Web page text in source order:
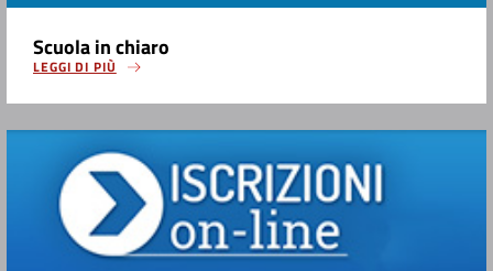
Scuola in chiaro
LEGGI DI PIÙ